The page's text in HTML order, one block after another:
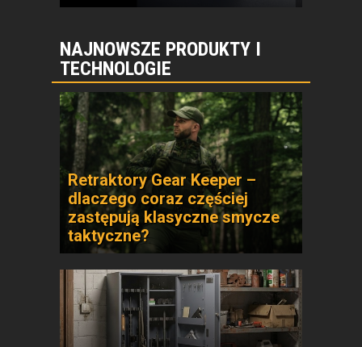
NAJNOWSZE PRODUKTY I
TECHNOLOGIE
Retraktory Gear Keeper –
dlaczego coraz częściej
zastępują klasyczne smycze
taktyczne?